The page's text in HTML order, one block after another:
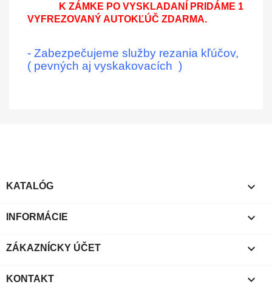
K ZÁMKE PO VYSKLADANÍ PRIDÁME 1
VYFREZOVANÝ AUTOKĽÚČ ZDARMA.
- Zabezpečujeme služby rezania kľúčov,
( pevných aj vyskakovacích )
KATALÓG 
INFORMÁCIE 
ZÁKAZNÍCKY ÚČET 
KONTAKT 